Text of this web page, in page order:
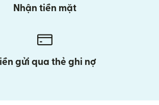
Nhận tiền mặt
gửi qua thẻ ghi nợ